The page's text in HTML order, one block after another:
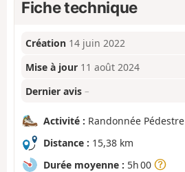
Fiche technique
Création 14 juin 2022
Mise à jour 11 août 2024
Dernier avis –
Activité : Randonnée Pédestre
Distance : 15,38 km
Durée moyenne : 5h 00